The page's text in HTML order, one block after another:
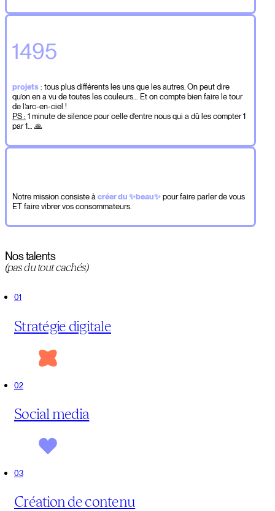
1495
projets : tous plus différents les uns que les autres. On peut dire
qu’on en a vu de toutes les couleurs… Et on compte bien faire le tour
de l’arc-en-ciel !
PS : 1 minute de silence pour celle d’entre nous qui a dû les compter 1
par 1… 🙏
Notre mission consiste à créer du ✨beau✨ pour faire parler de vous
ET faire vibrer vos consommateurs.
Nos talents
(pas du tout cachés)
0
Stratégie digitale
0
Social media
0
Création de contenu